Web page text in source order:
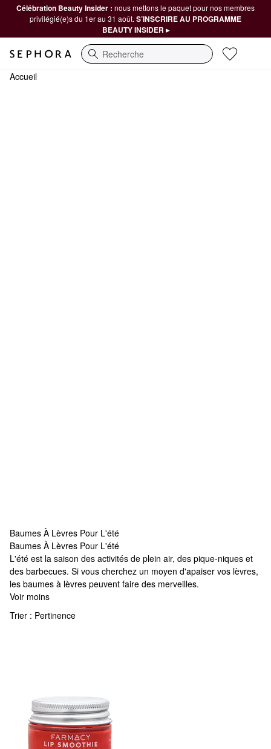
Célébration Beauty Insider : nous mettons le paquet pour nos membres
privilégié(e)s du 1er au 31 août. S’INSCRIRE AU PROGRAMME
BEAUTY INSIDER ▸
Recherche
Accueil
Baumes À Lèvres Pour L'été
Baumes À Lèvres Pour L'été
Baumes À Lèvres Pour L'été
L'été est la saison des activités de plein air, des pique-niques et
des barbecues. Si vous cherchez un moyen d'apaiser vos lèvres,
les baumes à lèvres peuvent faire des merveilles.
Voir moins
Trier : Pertinence